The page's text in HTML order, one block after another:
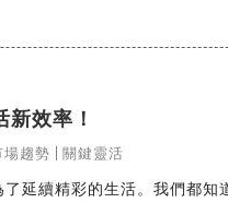
效率！
場趨勢 關鍵靈活
延續精彩的生活。我們都知